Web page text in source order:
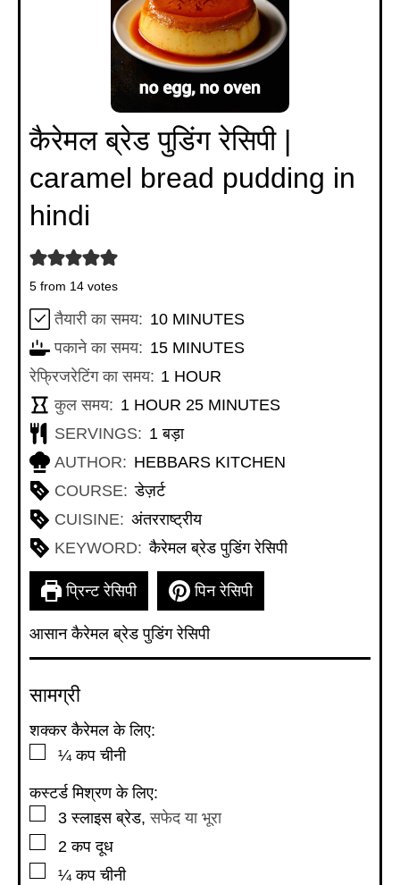
कैरेमल ब्रेड पुडिंग रेसिपी |
caramel bread pudding in
hindi
5 from 14 votes
तैयारी का समय: 10MINUTES
MINUTES
पकाने का समय: 15MINUTES
MINUTES
रेफ्रिजरेटिंग का समय: 1 HOUR
HOUR
कुल समय: 1HOUR
HOUR 25MINUTES
MINUTES
SERVINGS: 1 बड़ा
AUTHOR: HEBBARS KITCHEN
COURSE: डेज़र्ट
CUISINE: अंतरराष्ट्रीय
KEYWORD: कैरेमल ब्रेड पुडिंग रेसिपी
प्रिन्ट रेसिपी पिन रेसिपी
आसान कैरेमल ब्रेड पुडिंग रेसिपी
सामग्री
शक्कर कैरेमल के लिए:
▢
¼ कप चीनी
कस्टर्ड मिश्रण के लिए:
▢
3 स्लाइस ब्रेड,सफेद या भूरा
▢
2 कप दूध
▢
¼ कप चीनी